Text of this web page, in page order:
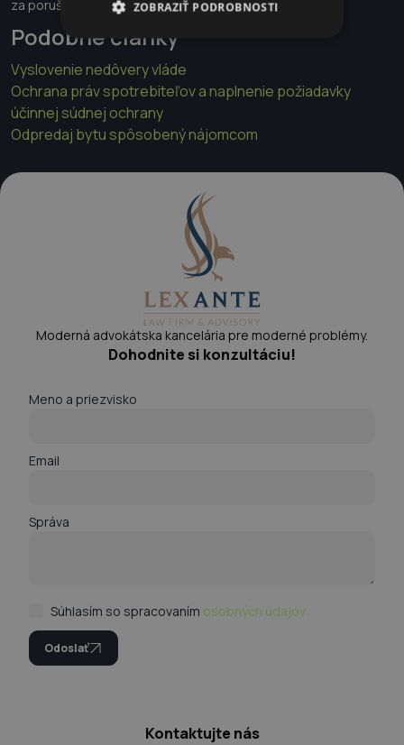
za porušenie zásady ne bis in dem.
Podobné články
Vyslovenie nedôvery vláde
Ochrana práv spotrebiteľov a naplnenie požiadavky
účinnej súdnej ochrany
Odpredaj bytu spôsobený nájomcom
Moderná advokátska kancelária pre moderné problémy.
Dohodnite si konzultáciu!
Meno a priezvisko
Email
Správa
Súhlasím so spracovaním osobných údajov
Odoslať
Kontaktujte nás
ZOBRAZIŤ PODROBNOSTI